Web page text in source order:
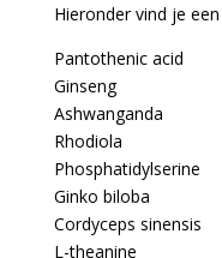
Hieronder vind je
Pantothenic acid
Ginseng
Ashwanganda
Rhodiola
Phosphatidylserine
Ginko biloba
Cordyceps sinensis
L-theanine